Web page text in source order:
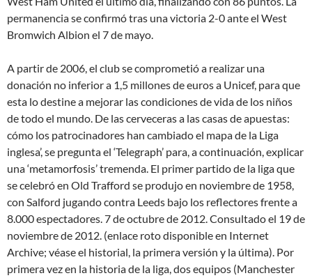
permanencia se confirmó tras una victoria 2-0 ante el West
Bromwich Albion el 7 de mayo.
A partir de 2006, el club se comprometió a realizar una
donación no inferior a 1,5 millones de euros a Unicef, para que
esta lo destine a mejorar las condiciones de vida de los niños
de todo el mundo. De las cerveceras a las casas de apuestas:
cómo los patrocinadores han cambiado el mapa de la Liga
inglesa’, se pregunta el ‘Telegraph’ para, a continuación, explicar
una ‘metamorfosis’ tremenda. El primer partido de la liga que
se celebró en Old Trafford se produjo en noviembre de 1958,
con Salford jugando contra Leeds bajo los reflectores frente a
8.000 espectadores. 7 de octubre de 2012. Consultado el 19 de
noviembre de 2012. (enlace roto disponible en Internet
Archive; véase el historial, la primera versión y la última). Por
primera vez en la historia de la liga, dos equipos (Manchester